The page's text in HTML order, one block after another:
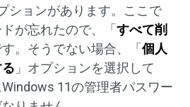
ションがあります。ここで
が忘れたので、「 すべて削
。そうでない場合、「 個人
」オプションを選択して
11の管理者パスワー